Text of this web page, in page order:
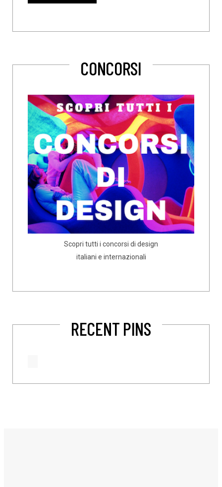
CONCORSI
Scopri tutti i concorsi di design
italiani e internazionali
RECENT PINS